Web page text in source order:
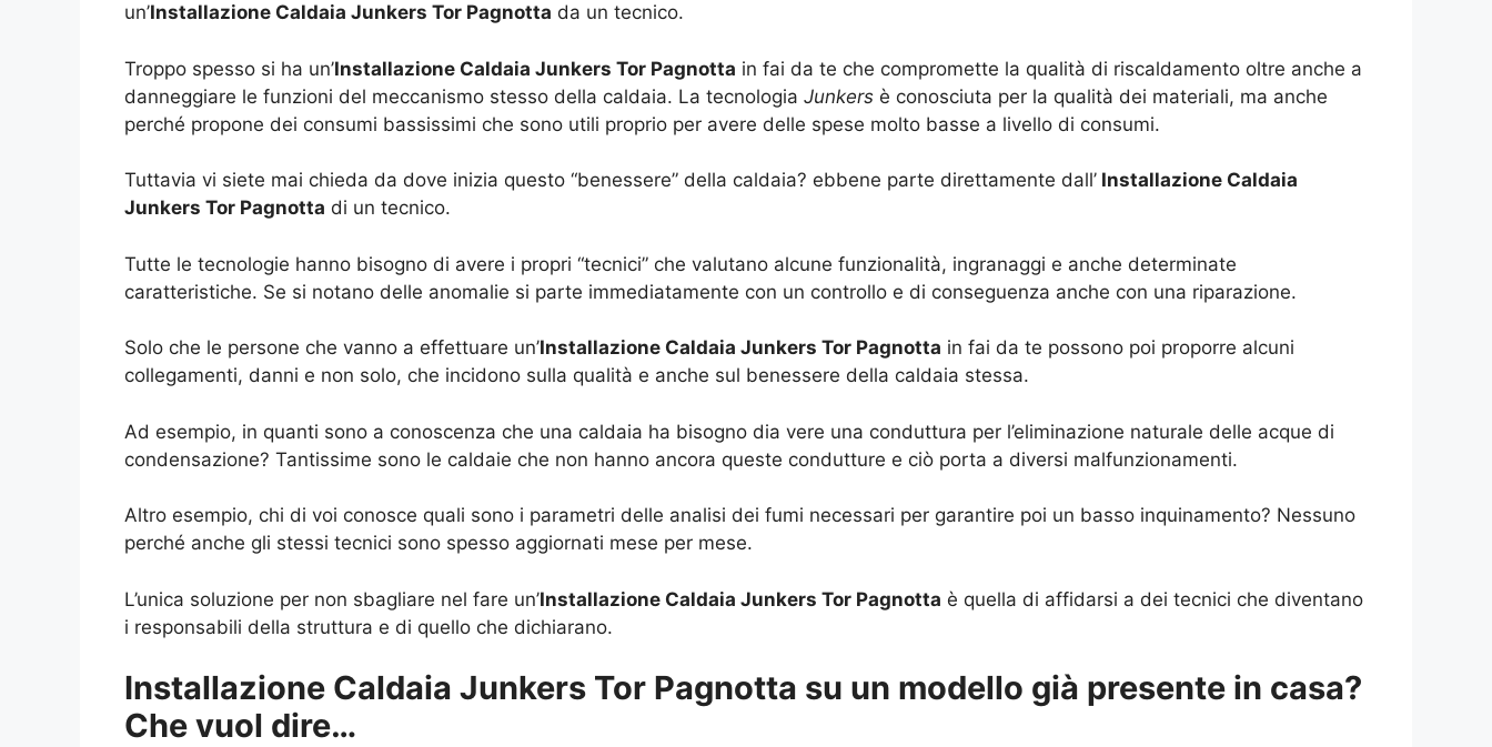
un’Installazione Caldaia Junkers Tor Pagnotta da un tecnico.
Troppo spesso si ha un’Installazione Caldaia Junkers Tor Pagnotta in fai da te che compromette la qualità di riscaldamento oltre anche a
danneggiare le funzioni del meccanismo stesso della caldaia. La tecnologia Junkers è conosciuta per la qualità dei materiali, ma anche
perché propone dei consumi bassissimi che sono utili proprio per avere delle spese molto basse a livello di consumi.
Tuttavia vi siete mai chieda da dove inizia questo “benessere” della caldaia? ebbene parte direttamente dall’ Installazione Caldaia
Junkers Tor Pagnotta di un tecnico.
Tutte le tecnologie hanno bisogno di avere i propri “tecnici” che valutano alcune funzionalità, ingranaggi e anche determinate
caratteristiche. Se si notano delle anomalie si parte immediatamente con un controllo e di conseguenza anche con una riparazione.
Solo che le persone che vanno a effettuare un’Installazione Caldaia Junkers Tor Pagnotta in fai da te possono poi proporre alcuni
collegamenti, danni e non solo, che incidono sulla qualità e anche sul benessere della caldaia stessa.
Ad esempio, in quanti sono a conoscenza che una caldaia ha bisogno dia vere una conduttura per l’eliminazione naturale delle acque di
condensazione? Tantissime sono le caldaie che non hanno ancora queste condutture e ciò porta a diversi malfunzionamenti.
Altro esempio, chi di voi conosce quali sono i parametri delle analisi dei fumi necessari per garantire poi un basso inquinamento? Nessuno
perché anche gli stessi tecnici sono spesso aggiornati mese per mese.
L’unica soluzione per non sbagliare nel fare un’Installazione Caldaia Junkers Tor Pagnotta è quella di affidarsi a dei tecnici che diventano
i responsabili della struttura e di quello che dichiarano.
Installazione Caldaia Junkers Tor Pagnotta su un modello già presente in casa?
Che vuol dire…